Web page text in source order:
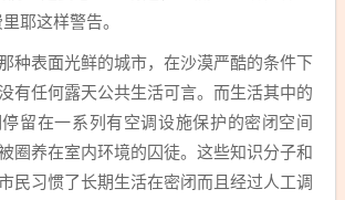
耶这样警告。
种表面光鲜的城市，在沙漠严酷的条件下
有任何露天公共生活可言。而生活其中的
留在一系列有空调设施保护的密闭空间
圈养在室内环境的囚徒。这些知识分子和
民习惯了长期生活在密闭而且经过人工调